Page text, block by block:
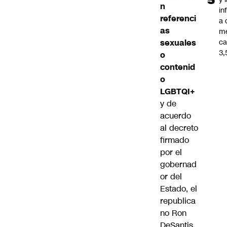
n
referenci
as
sexuales
o
contenid
o
LGBTQI+
y de
acuerdo
al decreto
firmado
por el
gobernad
or del
Estado, el
republica
no Ron
a